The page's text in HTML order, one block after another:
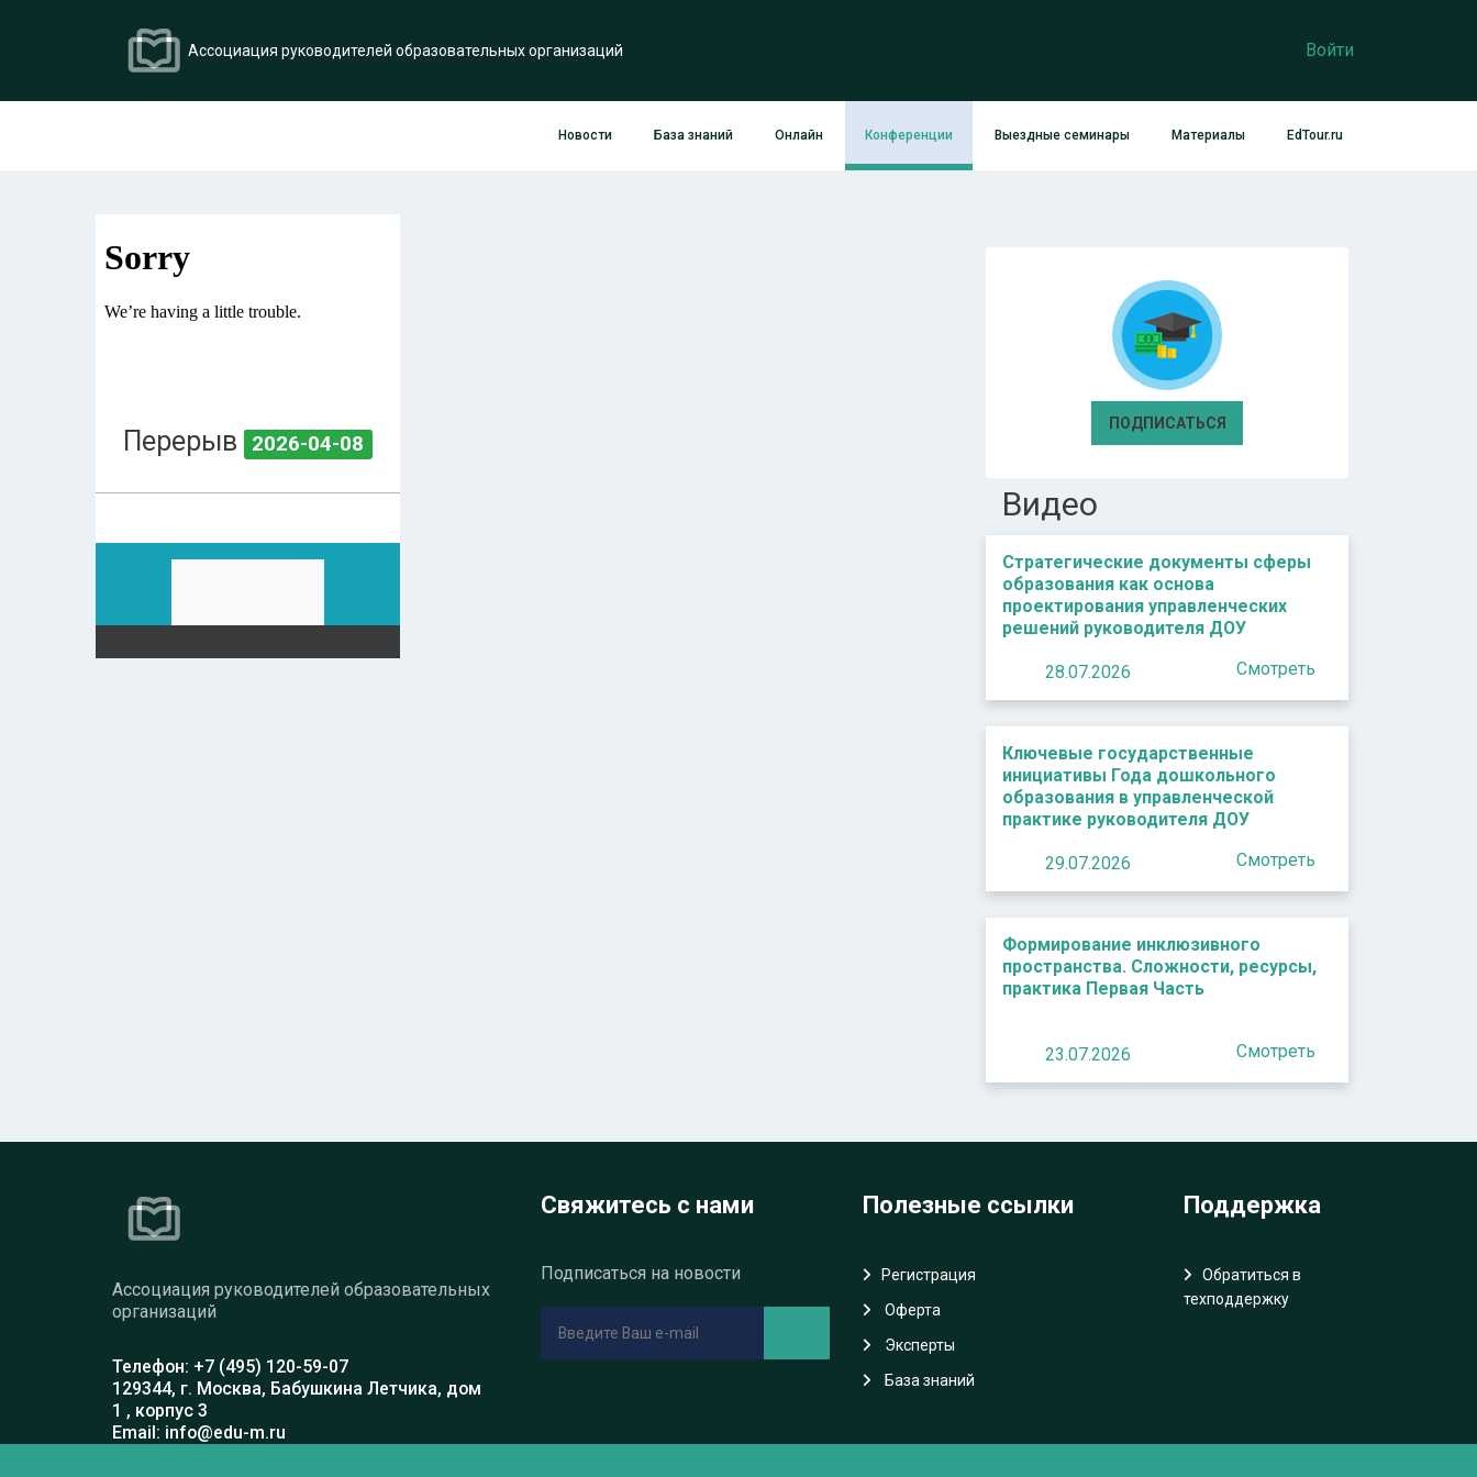
Ассоциация руководителей образовательных организаций Войти
Новости База знаний Онлайн Конференции Выездные семинары Материалы EdTour.ru
Перерыв 2026-04-08
ПОДПИСАТЬСЯ
Видео
Стратегические документы сферы
образования как основа
проектирования управленческих
решений руководителя ДОУ
28.07.2026 Смотреть
Ключевые государственные
инициативы Года дошкольного
образования в управленческой
практике руководителя ДОУ
29.07.2026 Смотреть
Формирование инклюзивного
пространства. Сложности, ресурсы,
практика Первая Часть
23.07.2026 Смотреть
Ассоциация руководителей образовательных
организаций
Телефон: +7 (495) 120-59-07
129344, г. Москва, Бабушкина Летчика, дом
1 , корпус 3
Email: info@edu-m.ru
Свяжитесь с нами
Подписаться на новости
Полезные ссылки
Регистрация
Oферта
Эксперты
База знаний
Поддержка
Обратиться в
техподдержку